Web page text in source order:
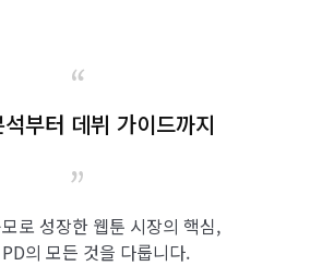
“
부터 데뷔 가이드까지
”
로 성장한 웹툰 시장의 핵심,
의 모든 것을 다룹니다.